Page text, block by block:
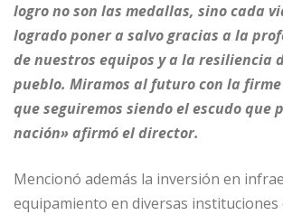
logro no son las medallas, sino cada
logrado poner a salvo gracias a la
de nuestros equipos y a la resiliencia
pueblo. Miramos al futuro con la
que seguiremos siendo el escudo que
nación» afirmó el director.
Mencionó además la inversión en
equipamiento en diversas instituciones